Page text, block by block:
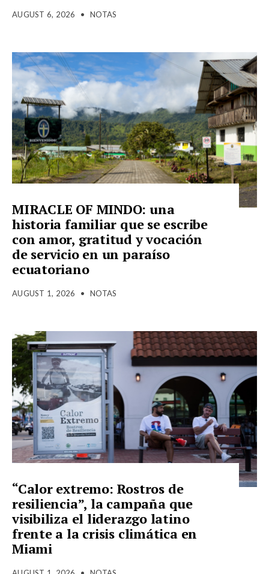
AUGUST 6, 2026 • NOTAS
MIRACLE OF MINDO: una
historia familiar que se escribe
con amor, gratitud y vocación
de servicio en un paraíso
ecuatoriano
AUGUST 1, 2026 • NOTAS
“Calor extremo: Rostros de
resiliencia”, la campaña que
visibiliza el liderazgo latino
frente a la crisis climática en
Miami